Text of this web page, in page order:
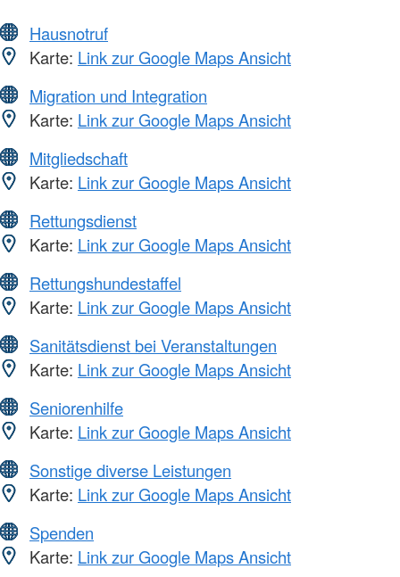
Hausnotruf
Karte: Link zur Google Maps Ansicht
Migration und Integration
Karte: Link zur Google Maps Ansicht
Mitgliedschaft
Karte: Link zur Google Maps Ansicht
Rettungsdienst
Karte: Link zur Google Maps Ansicht
Rettungshundestaffel
Karte: Link zur Google Maps Ansicht
Sanitätsdienst bei Veranstaltungen
Karte: Link zur Google Maps Ansicht
Seniorenhilfe
Karte: Link zur Google Maps Ansicht
Sonstige diverse Leistungen
Karte: Link zur Google Maps Ansicht
Spenden
Karte: Link zur Google Maps Ansicht